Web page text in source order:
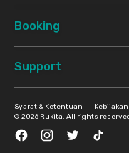
Booking
Support
© 2026 Rukita. All rights
Syarat & Ketentuan
FacebookInstagramTwitter TikTok